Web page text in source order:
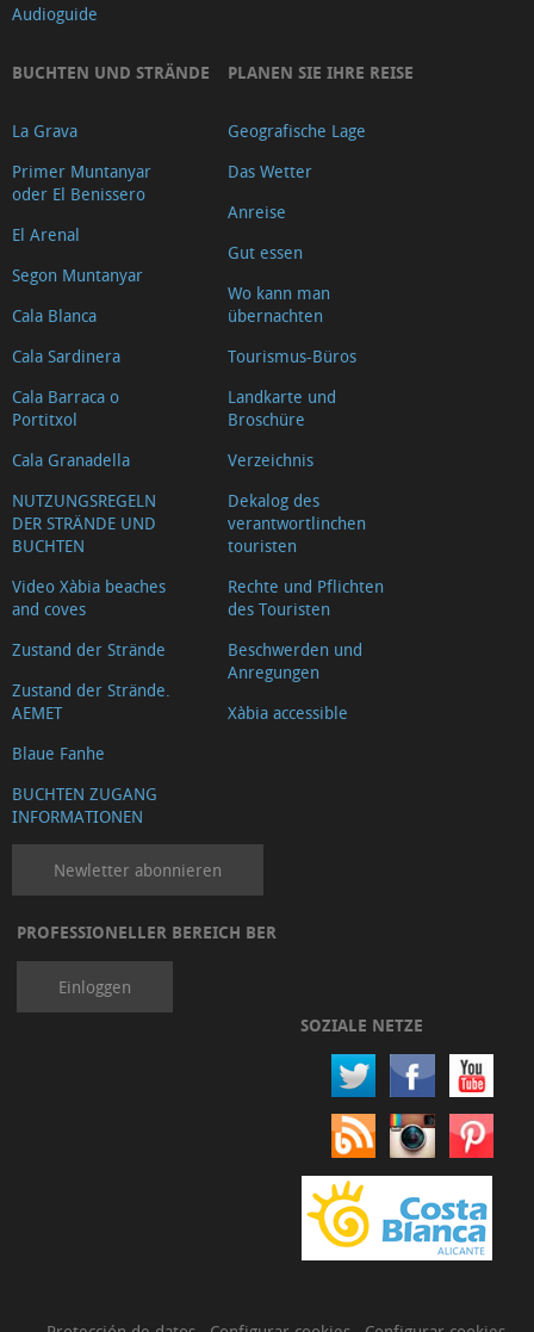
Audioguide
BUCHTEN UND STRÄNDE
La Grava
Primer Muntanyar
oder El Benissero
El Arenal
Segon Muntanyar
Cala Blanca
Cala Sardinera
Cala Barraca o
Portitxol
Cala Granadella
NUTZUNGSREGELN
DER STRÄNDE UND
BUCHTEN
Video Xàbia beaches
and coves
Zustand der Strände
Zustand der Strände.
AEMET
Blaue Fanhe
BUCHTEN ZUGANG
INFORMATIONEN
PLANEN SIE IHRE REISE
Geografische Lage
Das Wetter
Anreise
Gut essen
Wo kann man
übernachten
Tourismus-Büros
Landkarte und
Broschüre
Verzeichnis
Dekalog des
verantwortlinchen
touristen
Rechte und Pflichten
des Touristen
Beschwerden und
Anregungen
Xàbia accessible
Newletter abonnieren
PROFESSIONELLER BEREICH BER
Einloggen
SOZIALE NETZE